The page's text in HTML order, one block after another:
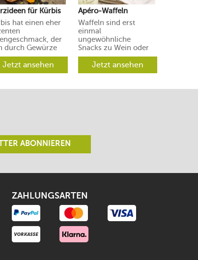
für Kürbis
hat einen eher
der
durch Gewürze
Aromen leicht in
lenken
Jetzt ansehen
Apéro-Waffeln
Waffeln sind erst
einmal
ungewöhnliche
Snacks zu Wein oder
Prosecco. Ihre Gäste
werden aber
begeistert sein.
Jetzt ansehen
ABONNIEREN
ZAHLUNGSARTEN